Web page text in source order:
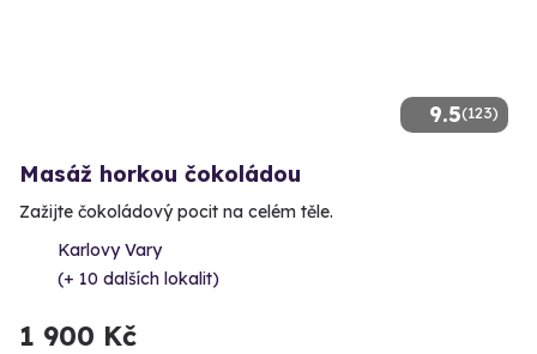
9.5(123)
Masáž horkou čokoládou
Zažijte čokoládový pocit na celém těle.
Karlovy Vary
(+ 10 dalších lokalit)
1 900 Kč